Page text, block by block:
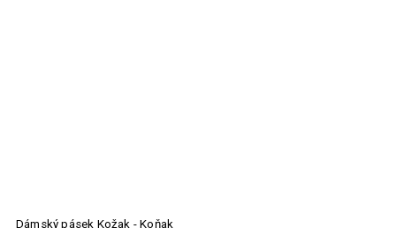
Dámský pásek Kožak - Koňak